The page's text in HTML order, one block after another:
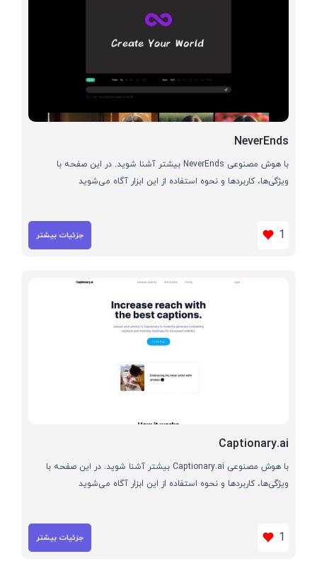
NeverEnds
با هوش مصنوعی NeverEnds بیشتر آشنا شوید. در این صفحه با
ویژگی‌ها، کاربردها و نحوه استفاده از این ابزار آگاه می‌شوید
1 جزئیات بیشتر
Captionary.ai
با هوش مصنوعی Captionary.ai بیشتر آشنا شوید. در این صفحه با
ویژگی‌ها، کاربردها و نحوه استفاده از این ابزار آگاه می‌شوید
1 جزئیات بیشتر